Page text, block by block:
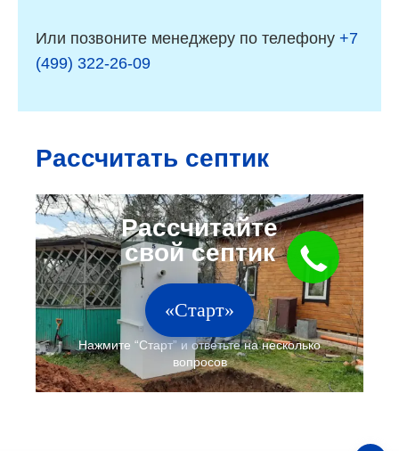
Или позвоните менеджеру по телефону +7
(499) 322-26-09
Рассчитать септик
«Старт»